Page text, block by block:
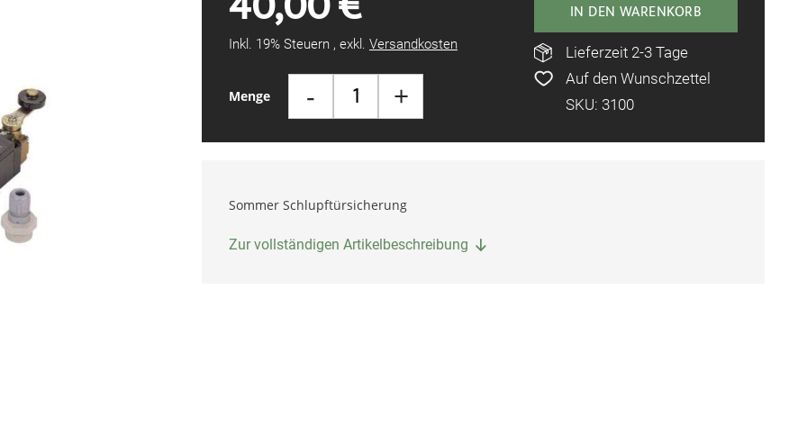
Menge - +
Inkl. 19% Steuern , exkl. Versandkosten
IN DEN WARENKORB
Lieferzeit 2-3 Tage
Auf den Wunschzettel
SKU: 3100
Sommer Schlupftürsicherung
Zur vollständigen Artikelbeschreibung